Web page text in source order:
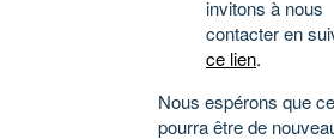
invitons à nous
contacter en
ce lien.
Nous espérons que
pourra être de